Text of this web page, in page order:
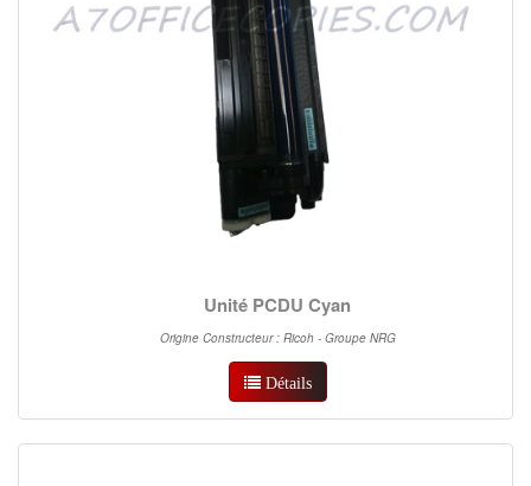
Unité PCDU Cyan
Origine Constructeur : Ricoh - Groupe NRG
Détails